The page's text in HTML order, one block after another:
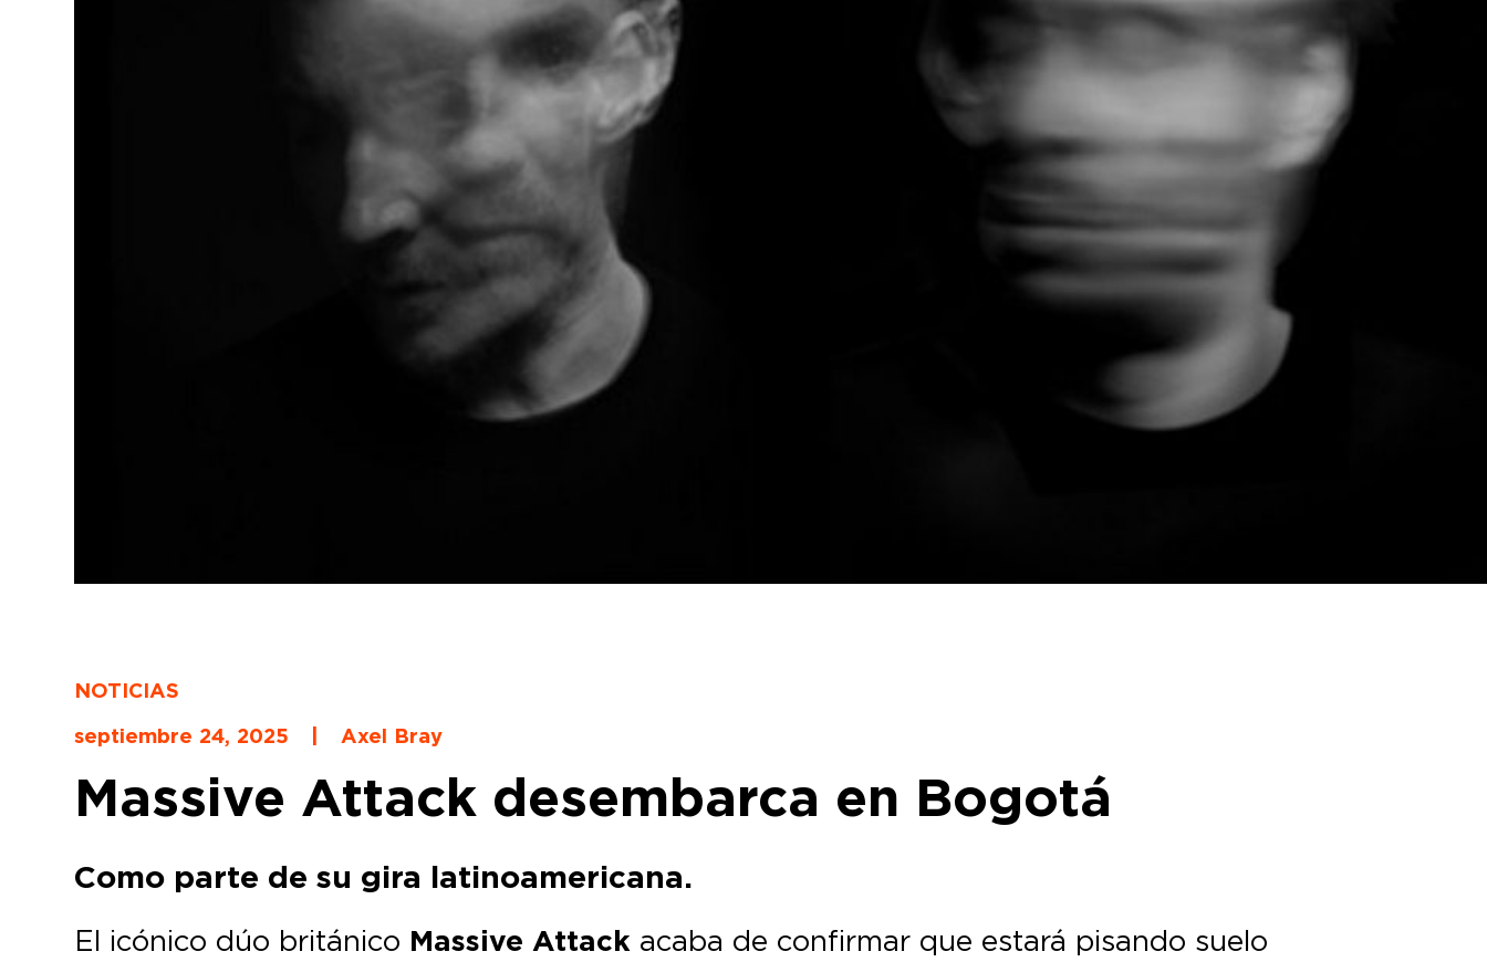
NOTICIAS
septiembre 24, 2025
Axel Bray
Massive Attack desembarca en Bogotá
Como parte de su gira latinoamericana.
El icónico dúo británico Massive Attack acaba de confirmar que estará pisando suelo